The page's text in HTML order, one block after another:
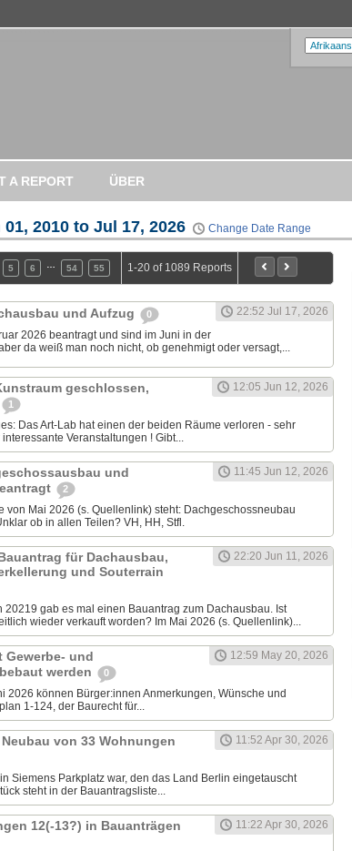
A REPORT ÜBER
01, 2010 to Jul 17, 2026 Change Date Range
5 6 54 55 1-20 of 1089 Reports
und Aufzug 0
22:52 Jul 17, 2026
2026 beantragt und sind im Juni in der
da weiß man noch nicht, ob genehmigt oder versagt,...
geschlossen,
1
12:05 Jun 12, 2026
Das Art-Lab hat einen der beiden Räume verloren - sehr
Veranstaltungen ! Gibt...
und
2
11:45 Jun 12, 2026
von Mai 2026 (s. Quellenlink) steht: Dachgeschossneubau
ob in allen Teilen? VH, HH, Stfl.
für Dachausbau,
und Souterrain
22:20 Jun 11, 2026
20219 gab es mal einen Bauantrag zum Dachausbau. Ist
wieder verkauft worden? Im Mai 2026 (s. Quellenlink)...
Gewerbe- und
werden
0
12:59 May 20, 2026
2026 können Bürger:innen Anmerkungen, Wünsche und
1-124, der Baurecht für...
von 33 Wohnungen 11:52 Apr 30, 2026
Siemens Parkplatz war, den das Land Berlin eingetauscht
steht in der Bauantragsliste...
12(-13?) in Bauanträgen 11:22 Apr 30, 2026